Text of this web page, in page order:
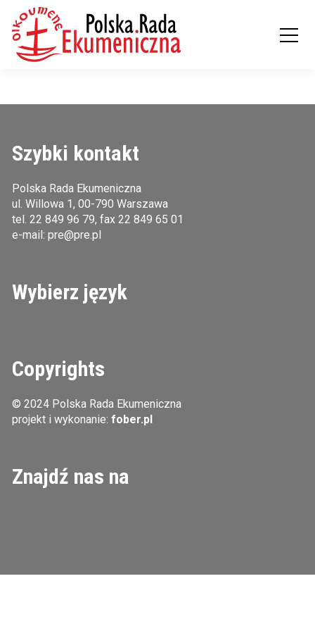
Szybki kontakt
Polska Rada Ekumeniczna
ul. Willowa 1, 00-790 Warszawa
tel. 22 849 96 79, fax 22 849 65 01
e-mail: pre@pre.pl
Wybierz język
Copyrights
© 2024 Polska Rada Ekumeniczna
projekt i wykonanie: fober.pl
Znajdź nas na